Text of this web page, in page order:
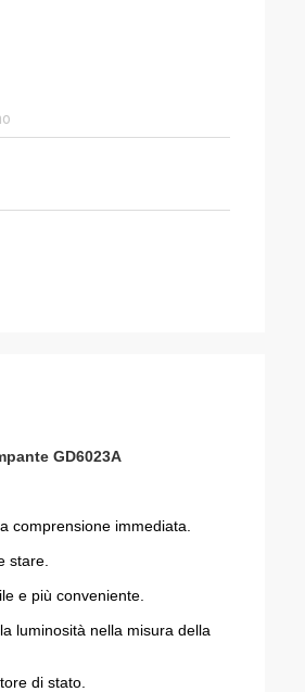
GD6023A
comprensione immediata.
stare.
e più conveniente.
luminosità nella misura della
di stato.